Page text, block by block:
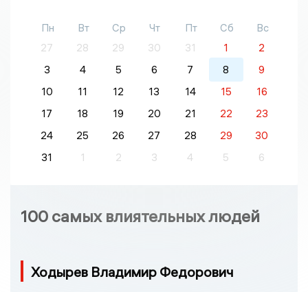
Пн Вт Ср Чт Пт Сб
Вс
27
28 29 30 31 1
2
3
4 5 6 7 8
9
10
11 12 13 14 15
16
17
18 19 20 21 22
23
24
25 26 27 28 29
30
31
1 2 3 4 5 6
100 самых влиятельных людей
Ходырев Владимир Федорович